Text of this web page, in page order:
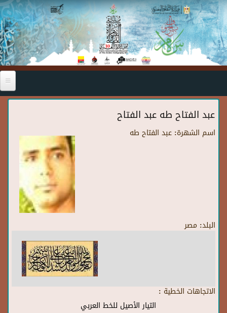
Skip to main content
عبد الفتاح طه عبد الفتاح
اسم الشهرة: عبد الفتاح طه
البلد: مصر
الاتجاهات الخطية :
التيار الأصيل للخط العربي